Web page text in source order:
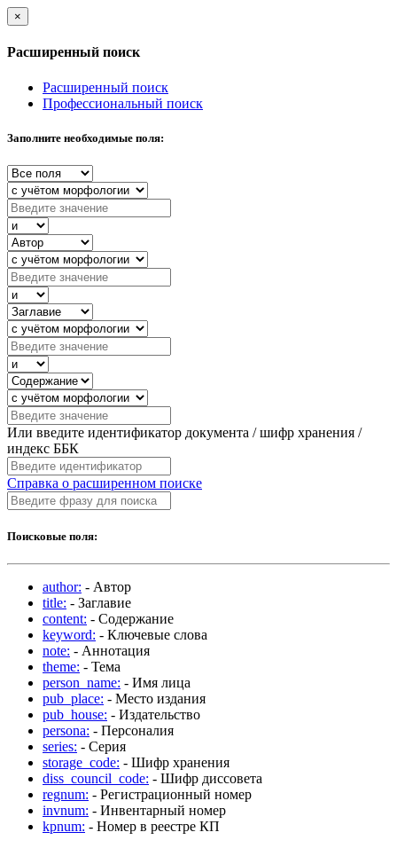
×
Расширенный поиск
Расширенный поиск
Профессиональный поиск
Заполните необходимые поля:
Или введите идентификатор документа / шифр хранения /
индекс ББК
Справка о расширенном поиске
Поисковые поля:
author: - Автор
title: - Заглавие
content: - Содержание
keyword: - Ключевые слова
note: - Аннотация
theme: - Тема
person_name: - Имя лица
pub_place: - Место издания
pub_house: - Издательство
persona: - Персоналия
series: - Серия
storage_code: - Шифр хранения
diss_council_code: - Шифр диссовета
regnum: - Регистрационный номер
invnum: - Инвентарный номер
kpnum: - Номер в реестре КП